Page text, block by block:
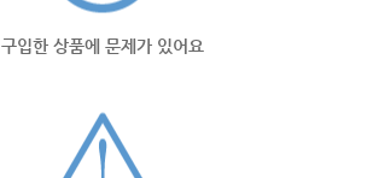
구입한 상품에 문제가 있어요